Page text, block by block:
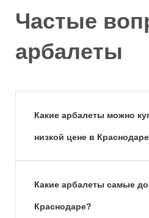
Частые
арбалеты
Какие арбалеты можно
низкой цене в
Какие арбалеты самые
Краснодаре?